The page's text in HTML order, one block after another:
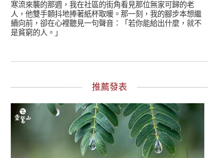
寒流來襲的那週，我在社區的街角看見那位無家可歸的老
人，他雙手顫抖地捧著紙杯取暖。那一刻，我的腳步本想繼
續向前，卻在心裡聽見一句聲音：「若你能給出什麼，就不
是貧窮的人。」
推薦發表